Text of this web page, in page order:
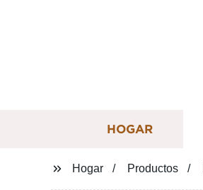
HOGAR
Hogar Productos